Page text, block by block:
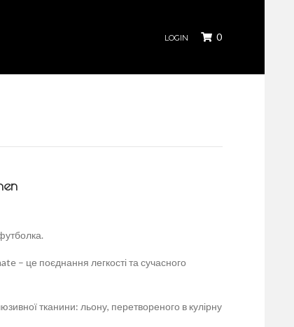
LOGIN 0
– це поєднання легкості та сучасного
тканини: льону, перетвореного в кулірну